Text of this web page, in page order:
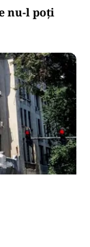
nu-l poți